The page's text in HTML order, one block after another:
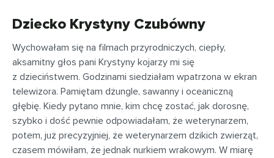
Dziecko Krystyny Czubówny
Wychowałam się na filmach przyrodniczych, ciepły,
aksamitny głos pani Krystyny kojarzy mi się
z dzieciństwem. Godzinami siedziałam wpatrzona w ekran
telewizora. Pamiętam dżungle, sawanny i oceaniczną
głębię. Kiedy pytano mnie, kim chcę zostać, jak dorosnę,
szybko i dość pewnie odpowiadałam, że weterynarzem,
potem, już precyzyjniej, że weterynarzem dzikich zwierząt,
czasem mówiłam, że jednak nurkiem wrakowym. W miarę